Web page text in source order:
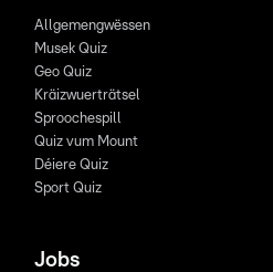
Allgemengwëssen
Musek Quiz
Geo Quiz
Kräizwuerträtsel
Sproochespill
Quiz vum Mount
Déiere Quiz
Sport Quiz
Jobs